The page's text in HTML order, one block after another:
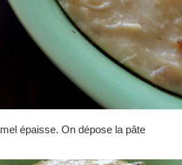
épaisse. On dépose la pâte